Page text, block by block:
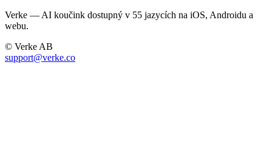
Verke — AI koučink dostupný v 55 jazycích na iOS, Androidu a
webu.
© Verke AB
support@verke.co